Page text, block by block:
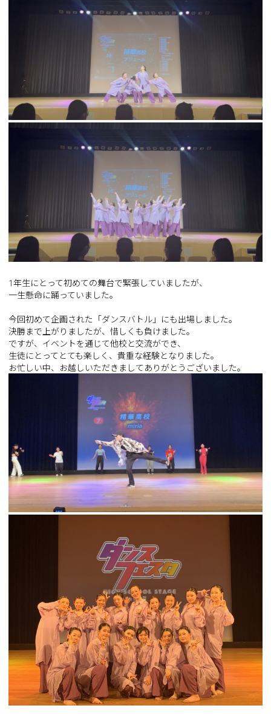
1年生にとって初めての舞台で緊張していましたが、
一生懸命に踊っていました。
今回初めて企画された「ダンスバトル」にも出場しました。
決勝まで上がりましたが、惜しくも負けました。
ですが、イベントを通じて他校と交流ができ、
生徒にとってとても楽しく、貴重な経験となりました。
お忙しい中、お越しいただきましてありがとうございました。